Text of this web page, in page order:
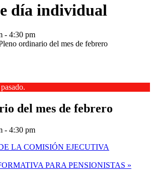
día individual
- 4:30 pm
ordinario del mes de febrero
del mes de febrero
- 4:30 pm
LA COMISIÓN EJECUTIVA
PARA PENSIONISTAS »